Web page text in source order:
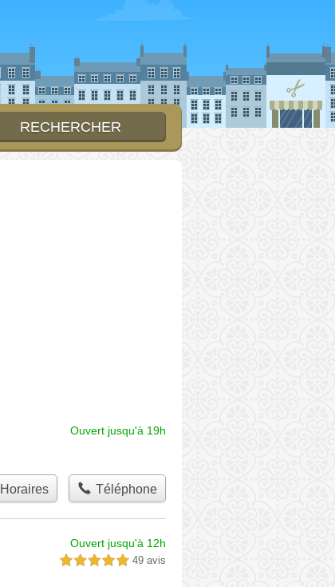
Ouvert jusqu'à 19h
Horaires Téléphone
Ouvert jusqu'à 12h
5,0 étoiles sur 5 49 avis